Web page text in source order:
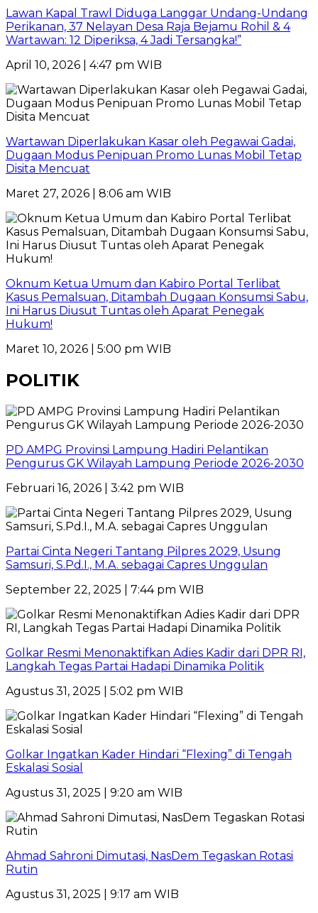
Lawan Kapal Trawl Diduga Langgar Undang-Undang
Perikanan, 37 Nelayan Desa Raja Bejamu Rohil & 4
Wartawan: 12 Diperiksa, 4 Jadi Tersangka!”
April 10, 2026 | 4:47 pm WIB
Wartawan Diperlakukan Kasar oleh Pegawai Gadai,
Dugaan Modus Penipuan Promo Lunas Mobil Tetap
Disita Mencuat
Maret 27, 2026 | 8:06 am WIB
Oknum Ketua Umum dan Kabiro Portal Terlibat
Kasus Pemalsuan, Ditambah Dugaan Konsumsi Sabu,
Ini Harus Diusut Tuntas oleh Aparat Penegak
Hukum!
Maret 10, 2026 | 5:00 pm WIB
POLITIK
PD AMPG Provinsi Lampung Hadiri Pelantikan
Pengurus GK Wilayah Lampung Periode 2026-2030
Februari 16, 2026 | 3:42 pm WIB
Partai Cinta Negeri Tantang Pilpres 2029, Usung
Samsuri, S.Pd.I., M.A. sebagai Capres Unggulan
September 22, 2025 | 7:44 pm WIB
Golkar Resmi Menonaktifkan Adies Kadir dari DPR RI,
Langkah Tegas Partai Hadapi Dinamika Politik
Agustus 31, 2025 | 5:02 pm WIB
Golkar Ingatkan Kader Hindari “Flexing” di Tengah
Eskalasi Sosial
Agustus 31, 2025 | 9:20 am WIB
Ahmad Sahroni Dimutasi, NasDem Tegaskan Rotasi
Rutin
Agustus 31, 2025 | 9:17 am WIB